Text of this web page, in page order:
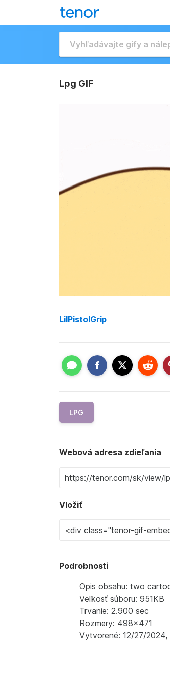
Lpg GIF
LilPistolGrip
LPG
Webová adresa zdieľania
Vložiť
Podrobnosti
Opis obsahu: two
Veľkosť súboru: 951KB
Trvanie: 2.900 sec
Rozmery: 498x471
Vytvorené: 12/27/2024,